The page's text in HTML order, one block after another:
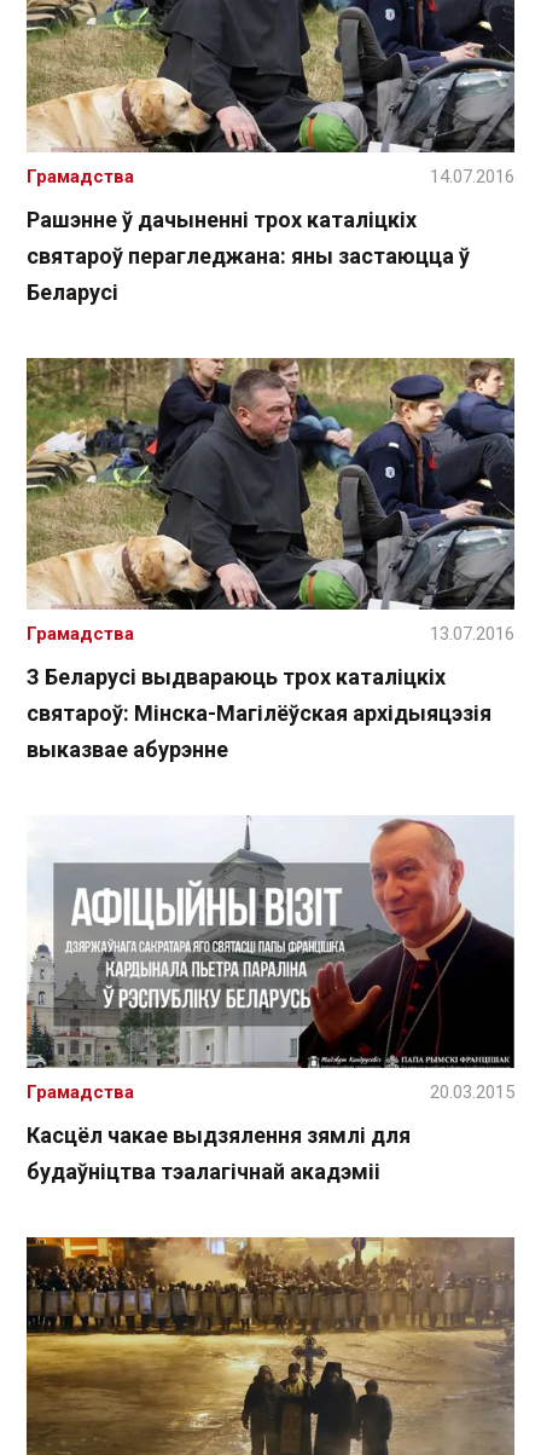
Рашэнне ў дачыненні трох каталіцкіх
святароў перагледжана: яны застаюцца ў
Беларусі
Грамадства 14.07.2016
З Беларусі выдвараюць трох каталіцкіх
святароў: Мінска-Магілёўская архідыяцэзія
выказвае абурэнне
Грамадства 13.07.2016
Касцёл чакае выдзялення зямлі для
будаўніцтва тэалагічнай акадэміі
Грамадства 20.03.2015